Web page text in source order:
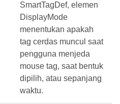
SmartTagDef, elemen
DisplayMode
menentukan apakah
tag cerdas muncul saat
pengguna menjeda
mouse tag, saat bentuk
dipilih, atau sepanjang
waktu.